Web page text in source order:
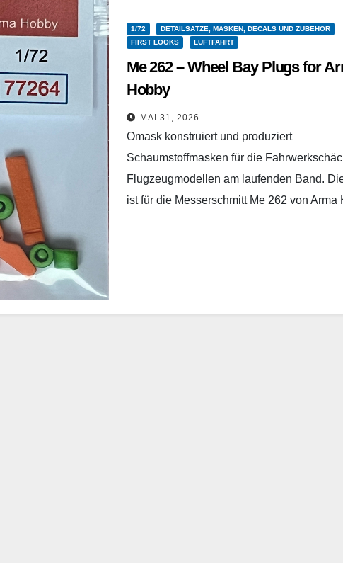
1/72
DETAILSÄTZE, MASKEN, DECALS UND ZUBEHÖR
FIRST LOOKS
LUFTFAHRT
Me 262 – Wheel Bay Plugs for
Hobby
omask – 77264 – Schaumstoffmasken – 1/72
MAI 31, 2026
Omask konstruiert und produziert
Schaumstoffmasken für die
Flugzeugmodellen am laufenden Band.
ist für die Messerschmitt Me 262 von Arma